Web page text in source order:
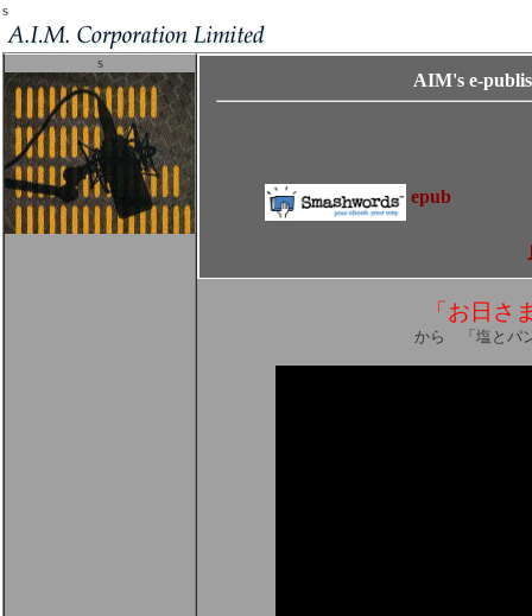
s
s
AIM's e-
epub
「お日さ
から 「塩とパ